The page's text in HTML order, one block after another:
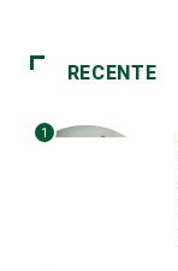
RECENTE
1